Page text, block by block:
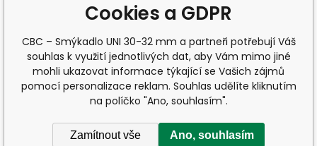
Cookies a GDPR
CBC – Smýkadlo UNI 30-32 mm a partneři potřebují Váš
souhlas k využití jednotlivých dat, aby Vám mimo jiné
mohli ukazovat informace týkající se Vašich zájmů
pomocí personalizace reklam. Souhlas udělíte kliknutím
na políčko "Ano, souhlasím".
Zamítnout vše Ano, souhlasím